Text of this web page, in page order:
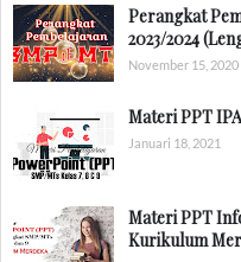
Perangkat
2023/2024
November 15, 2020
Materi PPT
Januari 18, 2021
Materi PPT
Kurikulum